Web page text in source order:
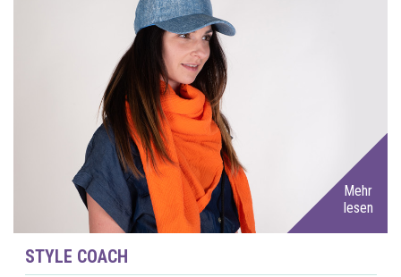
Mehr
lesen
STYLE COACH